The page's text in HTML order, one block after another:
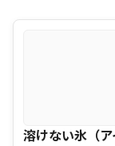
溶けない氷（ア